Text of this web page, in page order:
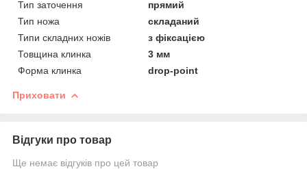
Тип заточення
прямий
Тип ножа
складаний
Типи складних ножів
з фіксацією
Товщина клинка
3 мм
Форма клинка
drop-point
Приховати
Відгуки про товар
Ще немає відгуків про цей товар